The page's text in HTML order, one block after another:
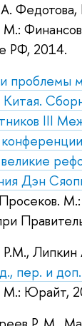
Федотова,
М.:
РФ, 2014.
проблемы
III
Дэн
.
, Липкин
пер. и
М.: Юрайт,